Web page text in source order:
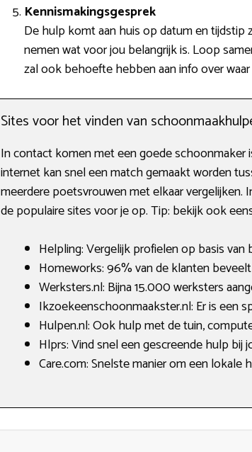
Kennismakingsgesprek
De hulp komt aan huis op datum en tijdstip
nemen wat voor jou belangrijk is. Loop
zal ook behoefte hebben aan info over
Sites voor het vinden van
In contact komen met een goede schoonmaker
internet kan snel een match gemaakt worden
meerdere poetsvrouwen met elkaar
de populaire sites voor je op. Tip: bekijk ook
Helpling: Vergelijk profielen op basis van
Homeworks: 96% van de klanten
Werksters.nl: Bijna 15.000 werksters
Ikzoekeenschoonmaakster.nl: Er is een
Hulpen.nl: Ook hulp met de tuin,
Hlprs: Vind snel een gescreende hulp bij
Care.com: Snelste manier om een lokale